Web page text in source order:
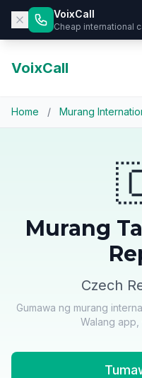
VoixCall
Cheap international
VoixCall
Home / Murang
Murang
Czech
Gumawa ng murang
Walang